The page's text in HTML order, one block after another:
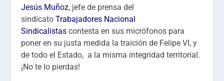
Jesús Muñoz, jefe de prensa del
sindicatoTrabajadores Nacional
Sindicalistas contesta en sus micrófonos para
poner en su justa medida la traición de Felipe VI, y
de todo el Estado, a la misma integridad territorial.
¡No te lo pierdas!